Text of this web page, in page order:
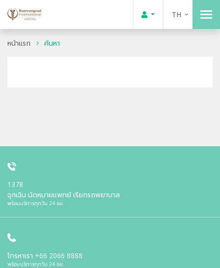
TH
หน้าแรก ค้นหา
1378
ฉุกเฉิน นัดหมายแพทย์ เรียกรถพยาบาล
พร้อมบริการทุกวัน 24 ชม.
โทรหาเรา +66 2066 8888
พร้อมบริการทุกวัน 24 ชม.